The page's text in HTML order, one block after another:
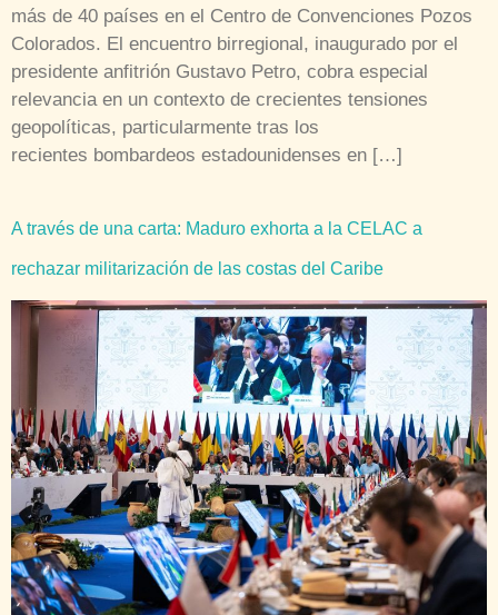
más de 40 países en el Centro de Convenciones Pozos
Colorados. El encuentro birregional, inaugurado por el
presidente anfitrión Gustavo Petro, cobra especial
relevancia en un contexto de crecientes tensiones
geopolíticas, particularmente tras los
recientes bombardeos estadounidenses en […]
A través de una carta: Maduro exhorta a la CELAC a
rechazar militarización de las costas del Caribe